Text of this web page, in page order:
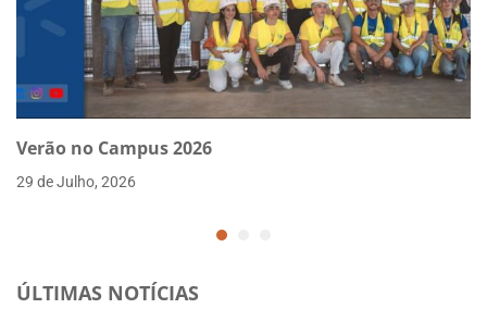
Verão no Campus 2026
29 de Julho, 2026
ÚLTIMAS NOTÍCIAS